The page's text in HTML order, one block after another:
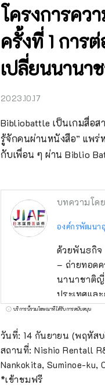
โครงการคว
ครั้งที่ 1 การ
เปลี่ยนนานา
2023.10.17
Bibliobattle เป็นเกมสื่อ
รู้จักคนผ่านหนังสือ” แพร่
กับเพื่อน ๆ ผ่าน Biblio
บทความโดย
องค์กรพัฒนาอุ
ด้วยพันธกิจ
– ถ่ายทอด
นานาชาติญี่
ประเทศแล
เกิดขึ้น ณ ส
สบายซึ่งชีวิ
สร้างสรรค์
เศรษฐกิจ
บริการนี้รวมโฆษณาที่ได้รับการสนับสนุน
วันที่: 14 กันยายน (พฤหัส
สถานที่: Nishio Rentall
Nankokita, Suminoe-ku,
*เข้าชมฟรี